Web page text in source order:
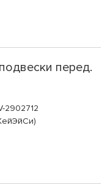
перед.
2902712